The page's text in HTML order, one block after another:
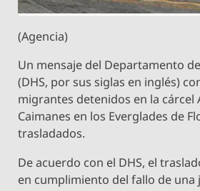
(Agencia)
Un mensaje del Departamento
(DHS, por sus siglas en inglés)
migrantes detenidos en la cárcel
Caimanes en los Everglades de
trasladados.
De acuerdo con el DHS, el
en cumplimiento del fallo de una